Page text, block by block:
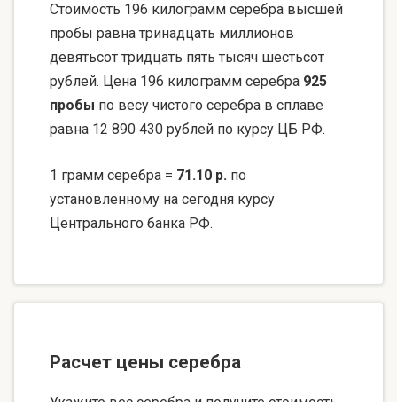
Стоимость 196 килограмм серебра высшей
пробы равна тринадцать миллионов
девятьсот тридцать пять тысяч шестьсот
рублей. Цена 196 килограмм серебра 925
пробы по весу чистого серебра в сплаве
равна 12 890 430 рублей по курсу ЦБ РФ.
1 грамм серебра = 71.10 р. по
установленному на сегодня курсу
Центрального банка РФ.
Расчет цены серебра